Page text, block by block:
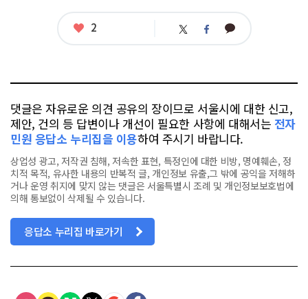
좋
2 트 페 카
댓글은 자유로운 의견 공유의 장이므로 서울시에 대한 신고,
제안, 건의 등 답변이나 개선이 필요한 사항에 대해서는 전자
민원 응답소 누리집을 이용하여 주시기 바랍니다.
상업성 광고, 저작권 침해, 저속한 표현, 특정인에 대한 비방, 명예훼손, 정
치적 목적, 유사한 내용의 반복적 글, 개인정보 유출,그 밖에 공익을 저해하
거나 운영 취지에 맞지 않는 댓글은 서울특별시 조례 및 개인정보보호법에
의해 통보없이 삭제될 수 있습니다.
응답소 누리집 바로가기